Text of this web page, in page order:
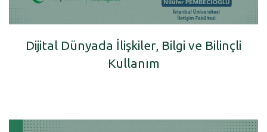
Dijital Dünyada İlişkiler, Bilgi ve Bilinçli
Kullanım